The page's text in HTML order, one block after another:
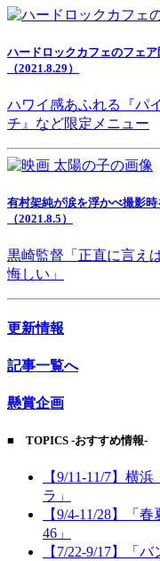
ハードロックカフェのフェ
（2021.8.29）
ハワイ感あふれる『パ
チ』など限定メニュー
有村架純が涙を浮かべ撮影
（2021.8.5）
黒崎監督「正直に言え
悔しい」
更新情報
記事一覧へ
懸賞企画
■ TOPICS -おすすめ情報-
【9/11-11/7】横
ラ」
【9/4-11/28】「
46」
【7/22-9/17】「